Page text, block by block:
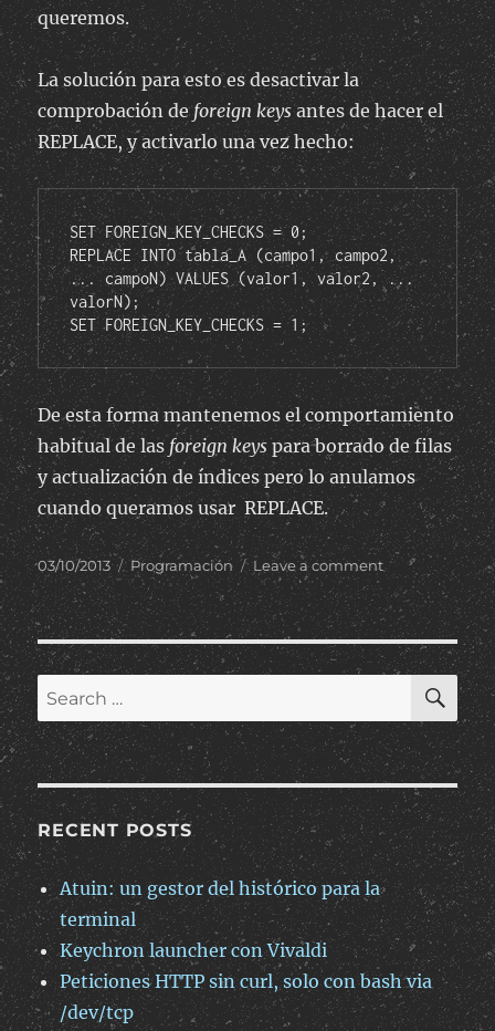
queremos.
La solución para esto es desactivar la
comprobación deforeign keysantes de hacer el
REPLACE, y activarlo una vez hecho:
SET FOREIGN_KEY_CHECKS = 0;
REPLACE INTO tabla_A (campo1, campo2,
... campoN) VALUES (valor1, valor2, ...
valorN);
SET FOREIGN_KEY_CHECKS = 1;
De esta forma mantenemos el comportamiento
habitual de las foreign keyspara borrado de filas
y actualización de índices pero lo anulamos
cuando queramos usar REPLACE.
Posted
on
03/10/2013 Categories
Programación Leave a commenton
REPLACE
y
foreign
keys
en
MySQL
Search
for:
RECENT POSTS
Atuin: un gestor del histórico para la
terminal
Keychron launcher con Vivaldi
Peticiones HTTP sin curl, solo con bash via
/dev/tcp